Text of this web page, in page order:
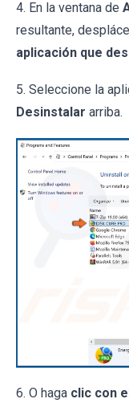
4. En la ventana de
resultante,
aplicación que
5. Seleccione la
Desinstalar arriba.
6. O haga clic con